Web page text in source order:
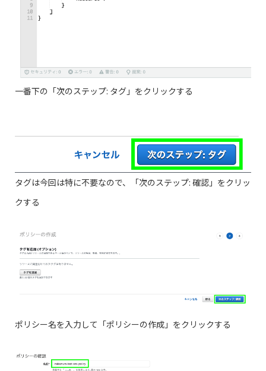
一番下の「次のステップ: タグ」をクリックする
タグは今回は特に不要なので、「次のステップ: 確認」をクリッ
クする
ポリシー名を入力して「ポリシーの作成」をクリックする